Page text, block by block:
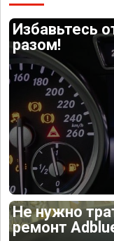
Избавьтесь
разом!
Не нужно
ремонт